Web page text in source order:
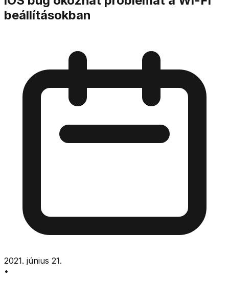
beállításokban
2021. június 21.
•